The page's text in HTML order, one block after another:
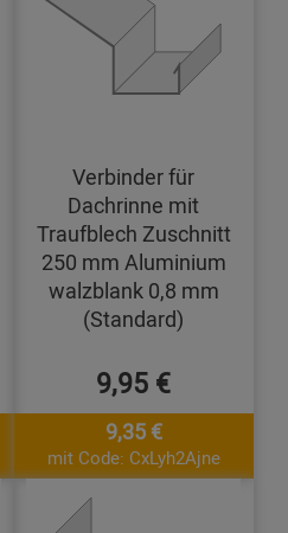
Verbinder für
Dachrinne mit
Traufblech Zuschnitt
250 mm Aluminium
walzblank 0,8 mm
(Standard)
9,95 €
9,35 €
mit Code: CxLyh2Ajne